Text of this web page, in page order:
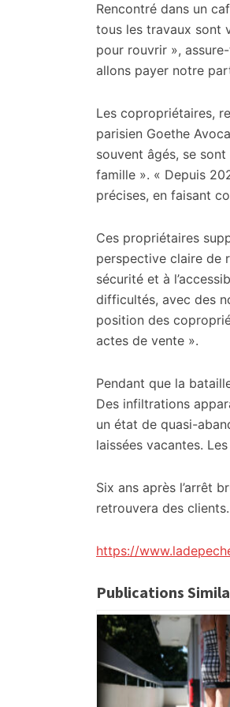
Rencontré dans un
tous les travaux sont
pour rouvrir »,
allons payer notre
Les copropriétaires,
parisien Goethe
souvent âgés, se
famille ». « Depuis
précises, en faisant
Ces propriétaires
perspective claire de
sécurité et à
difficultés, avec des
position des
actes de vente ».
Pendant que la
Des infiltrations
un état de quasi-
laissées vacantes.
Six ans après l’arrêt
retrouvera des clients.
https://
Publications